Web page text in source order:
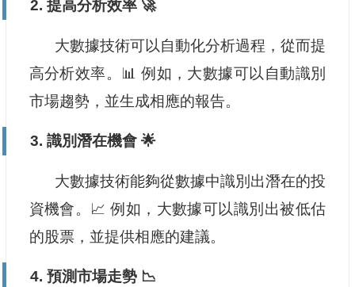
2. 提高分析效率 🚀
大數據技術可以自動化分析過程，從而提
高分析效率。📊 例如，大數據可以自動識別
市場趨勢，並生成相應的報告。
3. 識別潛在機會 🌟
大數據技術能夠從數據中識別出潛在的投
資機會。📈 例如，大數據可以識別出被低估
的股票，並提供相應的建議。
4. 預測市場走勢 📉